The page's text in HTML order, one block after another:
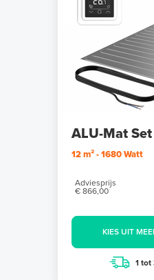
ALU-Mat Set
12 m² - 1680 Watt
Adviesprijs
€ 866,00
KIES UIT
1 tot